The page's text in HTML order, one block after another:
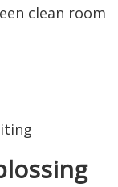
clean room